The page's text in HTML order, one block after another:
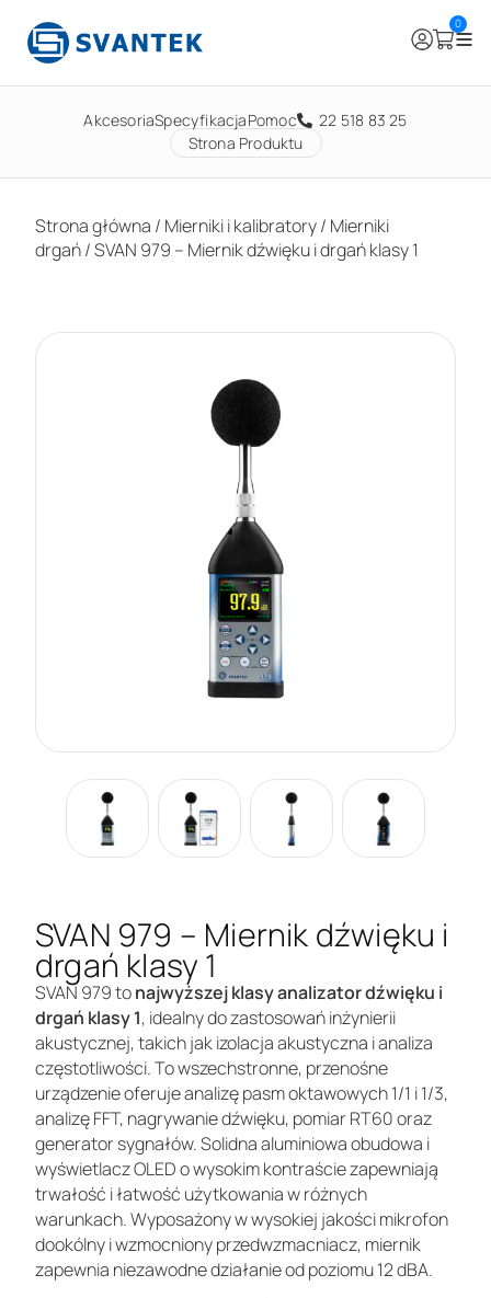
0
AkcesoriaSpecyfikacjaPomoc
22 518 83 25
Strona Produktu
Strona główna / Mierniki i kalibratory/ Mierniki
drgań/ SVAN 979 – Miernik dźwięku i drgań klasy 1
SVAN 979 – Miernik dźwięku i
drgań klasy 1
SVAN 979 tonajwyższej klasy analizator dźwięku i
drgań klasy 1, idealny do zastosowań inżynierii
akustycznej, takich jak izolacja akustyczna i analiza
częstotliwości. To wszechstronne, przenośne
urządzenie oferuje analizę pasm oktawowych 1/1 i 1/3,
analizę FFT, nagrywanie dźwięku, pomiar RT60 oraz
generator sygnałów. Solidna aluminiowa obudowa i
wyświetlacz OLED o wysokim kontraście zapewniają
trwałość i łatwość użytkowania w różnych
warunkach. Wyposażony w wysokiej jakości mikrofon
dookólny i wzmocniony przedwzmacniacz, miernik
zapewnia niezawodne działanie od poziomu 12 dBA.